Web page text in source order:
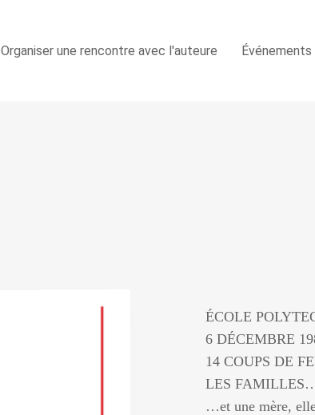
Organiser une rencontre avec l'auteure Événements
ÉCOLE
6 DÉCEMBRE
14 COUPS DE
LES
…et une mère,